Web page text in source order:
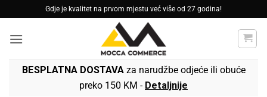
to
content
Gdje je kvalitet na prvom mjestu već više od 27 godina!
BESPLATNA DOSTAVAza narudžbe odjeće ili obuće
preko 150 KM - Detaljnije